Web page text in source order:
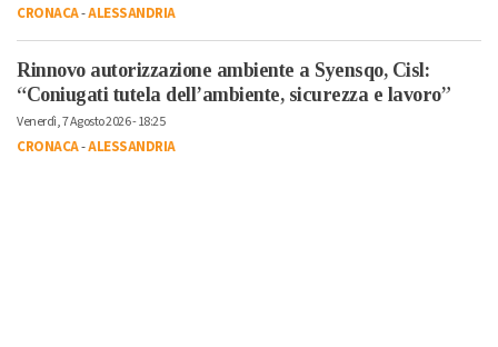
CRONACA-ALESSANDRIA
Rinnovo autorizzazione ambiente a Syensqo, Cisl:
“Coniugati tutela dell’ambiente, sicurezza e lavoro”
Venerdì, 7 Agosto 2026 - 18:25
CRONACA-ALESSANDRIA